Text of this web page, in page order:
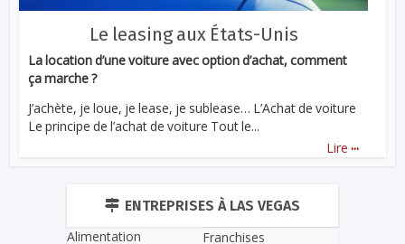
Le leasing aux États-Unis
La location d’une voiture avec option d’achat, comment
ça marche ?
J’achète, je loue, je lease, je sublease… L’Achat de voiture
Le principe de l’achat de voiture Tout le...
Lire ...
ENTREPRISES À LAS VEGAS
Alimentation
Franchises